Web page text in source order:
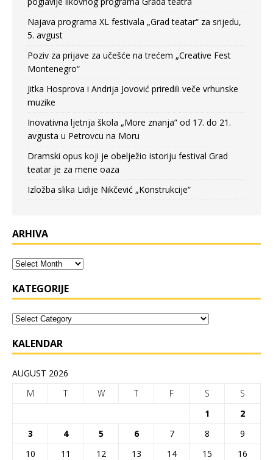
Najava programa XL festivala „Grad teatar“ za srijedu,
5. avgust
Poziv za prijave za učešće na trećem „Creative Fest
Montenegro“
Jitka Hosprova i Andrija Jovović priredili veče vrhunske
muzike
Inovativna ljetnja škola „More znanja” od 17. do 21.
avgusta u Petrovcu na Moru
Dramski opus koji je obelježio istoriju festival Grad
teatar je za mene oaza
Izložba slika Lidije Nikčević „Konstrukcije“
ARHIVA
KATEGORIJE
KALENDAR
AUGUST 2026
M
T W T F S
S
1
2
3
4 5 6 7 8
9
10
11 12 13 14 15
16